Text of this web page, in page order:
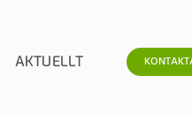
AKTUELLT